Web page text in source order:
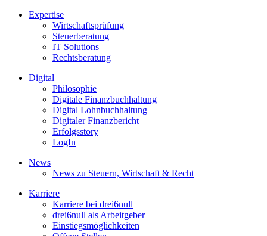
Expertise
Wirtschaftsprüfung
Steuerberatung
IT Solutions
Rechtsberatung
Digital
Philosophie
Digitale Finanzbuchhaltung
Digital Lohnbuchhaltung
Digitaler Finanzbericht
Erfolgsstory
LogIn
News
News zu Steuern, Wirtschaft & Recht
Karriere
Karriere bei drei6null
drei6null als Arbeitgeber
Einstiegsmöglichkeiten